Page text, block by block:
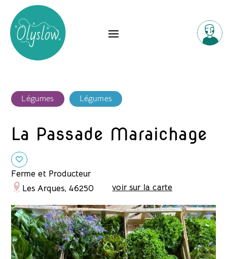
Légumes Légumes
La Passade Maraichage
Ferme et Producteur
Les Arques, 46250
voir sur la carte